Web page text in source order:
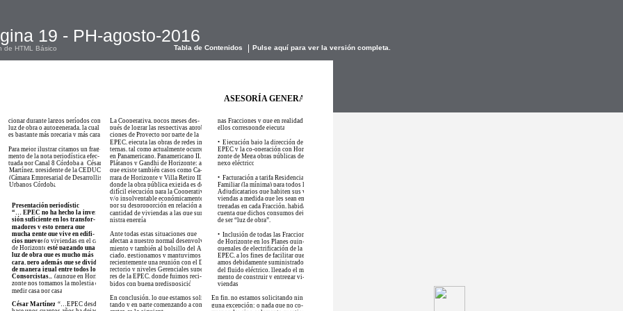
19 - PH-agosto-2016
de HTML Básico Pulse aquí para ver la versión completa.
Tabla de Contenidos
cionar durante largos períodos con
luz de obra o autogenerada, la cual
es bastante más precaria y más cara.
Para mejor ilustrar citamos un frag-
mento de la nota periodística efec-
tuada por Canal 8 Córdoba a César
Martínez, presidente de la CEDUC
(Cámara Empresarial de Desarrollistas
Urbanos Córdoba).
Presentación periodística:
“… EPEC no ha hecho la inver-
sión suficiente en los transfor-
madores y esto genera que
mucha gente que vive en edifi-
cios nuevos (o viviendas en el caso
de Horizonte)esté pagando una
luz de obra que es mucho más
cara, pero además que se divide
de manera igual entre todos los
Consorcistas...”(aunque en Hori-
zonte nos tomamos la molestia de
medir casa por casa).
César Martínez: “…EPEC desde
La Cooperativa, pocos meses des-
pués de lograr las respectivas aproba-
ciones de Proyecto por parte de la
EPEC, ejecuta las obras de redes in-
ternas, tal como actualmente ocurre
en Panamericano, Panamericano II,
Plátanos y Gandhi de Horizonte; aun-
que existe también casos como Ca-
rrara de Horizonte y Villa Retiro III
donde la obra pública exigida es de
difícil ejecución para la Cooperativa
y/o insolventable económicamente
por su desproporción en relación a la
cantidad de viviendas a las que sumi-
nistra energía.
Ante todas estas situaciones que
afectan a nuestro normal desenvolvi-
miento y también al bolsillo del Aso-
ciado, gestionamos y mantuvimos
recientemente una reunión con el Di-
rectorio y niveles Gerenciales superio-
res de la EPEC, donde fuimos reci-
bidos con buena predisposición.
En conclusión, lo que estamos solici-
tando y en parte comenzando a con-
ASESORÍA GENERAL
nas Fracciones y que en realidad a
ellos corresponde ejecutar.
• Ejecución bajo la dirección de la
EPEC y la co-operación con Hori-
zonte de Mega obras públicas de
nexo eléctrico.
• Facturación a tarifa Residencial
Familiar (la mínima) para todos los
Adjudicatarios que habiten sus vi-
viendas a medida que les sean en-
tregadas en cada Fracción, habida
cuenta que dichos consumos dejan
de ser “luz de obra”.
• Inclusión de todas las Fracciones
de Horizonte en los Planes quin-
quenales de electrificación de la
EPEC, a los fines de facilitar que se-
amos debidamente suministrados
del fluido eléctrico, llegado el mo-
mento de construir y entregar vi-
viendas.
En fin, no estamos solicitando nin-
guna excepción; o nada que no co-